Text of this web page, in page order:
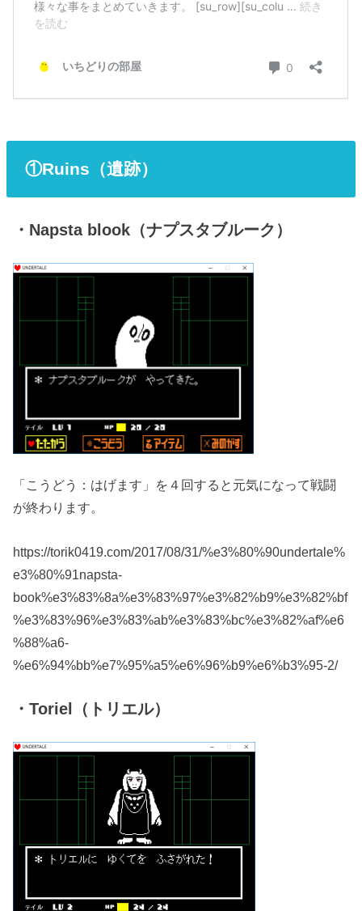
①Ruins（遺跡）
・Napsta blook（ナプスタブルーク）
「こうどう：はげます」を４回すると元気になって戦闘
が終わります。
https://torik0419.com/2017/08/31/%e3%80%90undertale%
e3%80%91napsta-
book%e3%83%8a%e3%83%97%e3%82%b9%e3%82%bf
%e3%83%96%e3%83%ab%e3%83%bc%e3%82%af%e6
%88%a6-
%e6%94%bb%e7%95%a5%e6%96%b9%e6%b3%95-2/
・Toriel（トリエル）